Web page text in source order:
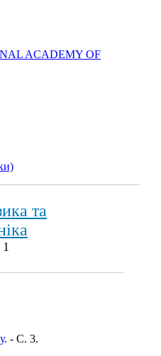
ACADEMY OF
та
. - C. 3.